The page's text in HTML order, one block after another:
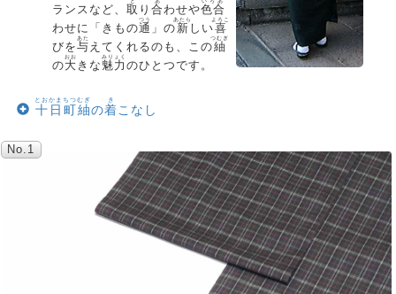
ランスなど、 取 り 合わせや色合
わせに「きもの通
つう
」の 新
あたら
しい喜
よろこ
びを与
あた
えてくれるのも、この紬
つむぎ
の大
おお
きな 魅力
みりょく
のひとつです。
十日町紬
とおかまちつむぎ
の着
き
こなし
No.1